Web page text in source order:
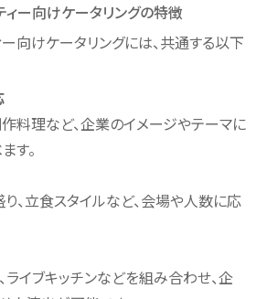
ー向けケータリングの特徴
向けケータリングには、共通する以下
作料理など、企業のイメージやテーマに
す。
り、立食スタイルなど、会場や人数に応
ライブキッチンなどを組み合わせ、企